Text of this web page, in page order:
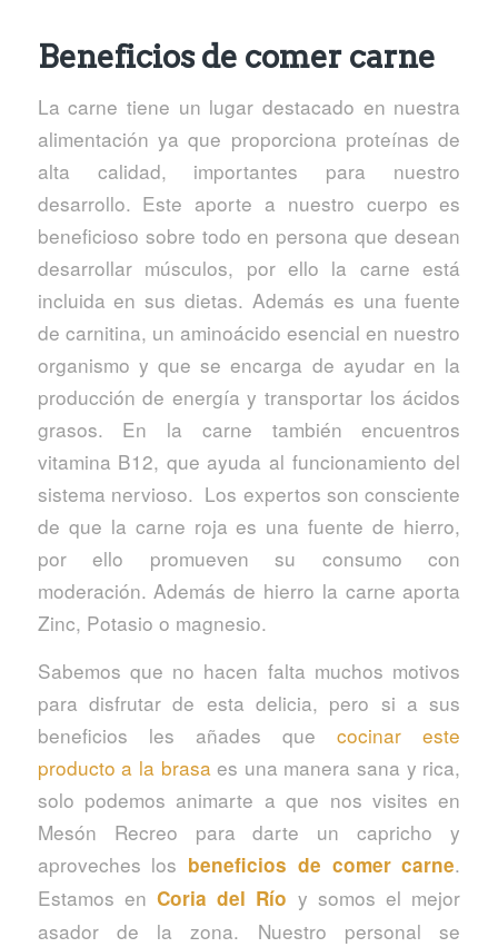
Beneficios de comer carne
La carne tiene un lugar destacado en nuestra
alimentación ya que proporciona proteínas de
alta calidad, importantes para nuestro
desarrollo. Este aporte a nuestro cuerpo es
beneficioso sobre todo en persona que desean
desarrollar músculos, por ello la carne está
incluida en sus dietas. Además es una fuente
de carnitina, un aminoácido esencial en nuestro
organismo y que se encarga de ayudar en la
producción de energía y transportar los ácidos
grasos. En la carne también encuentros
vitamina B12, que ayuda al funcionamiento del
sistema nervioso. Los expertos son consciente
de que la carne roja es una fuente de hierro,
por ello promueven su consumo con
moderación. Además de hierro la carne aporta
Zinc, Potasio o magnesio.
Sabemos que no hacen falta muchos motivos
para disfrutar de esta delicia, pero si a sus
beneficios les añades quecocinar este
producto a la brasaes una manera sana y rica,
solo podemos animarte a que nos visites en
Mesón Recreo para darte un capricho y
aproveches los beneficios de comer carne.
Estamos enCoria del Río y somos el mejor
asador de la zona. Nuestro personal se